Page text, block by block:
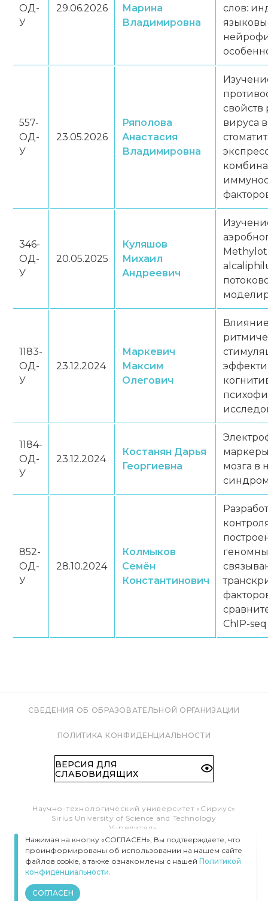
ОД-
У
29.06.2026
Марина
Владимировна
слов:
557-
ОД-
У
23.05.2026
Ряполова
Анастасия
Владимировна
свойств
вируса
346-
ОД-
У
20.05.2025
Куляшов
Михаил
Андреевич
1183-
ОД-
У
23.12.2024
Маркевич
Максим
Олегович
1184-
ОД-
У
23.12.2024
Костанян Дарья
Георгиевна
мозга в
852-
ОД-
У
28.10.2024
Колмыков
Семён
Константинович
ChIP-
СВЕДЕНИЯ ОБ ОБРАЗОВАТЕЛЬНОЙ ОРГАНИЗАЦИИ
ПОЛИТИКА КОНФИДЕНЦИАЛЬНОСТИ
ВЕРСИЯ ДЛЯ
СЛАБОВИДЯЩИХ
Научно-технологический университет «Сириус»
Sirius University of Science and Technology
Учредитель:
Образовательный Фонд «Талант и успех»
Федеральная территория «Сириус»,
Тел.:8 (800) 100 41 55
info@siriusuniversity.ru
ВСЕ ПРАВА ЗАЩИЩЕНЫ © УНИВЕРСИТЕТ «СИРИУС», 2020–
Нажимая на кнопку «СОГЛАСЕН», Вы подтверждаете, что
проинформированы об использовании на нашем сайте
файлов cookie, а также ознакомлены с нашей Политикой
конфиденциальности.
СОГЛАСЕН